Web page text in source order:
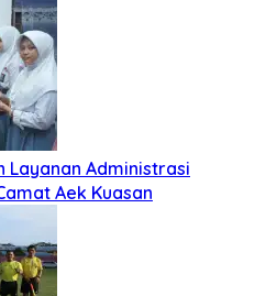
TKD Terbesar Pasca
Apresiasi Hibah
Sinergi Nasional untuk
Desa